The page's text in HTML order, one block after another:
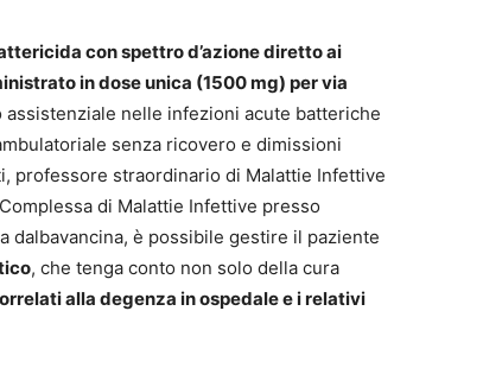
con spettro d’azione diretto ai
in dose unica (1500 mg) per via
nelle infezioni acute batteriche
senza ricovero e dimissioni
professore straordinario di Malattie Infettive
di Malattie Infettive presso
dalbavancina, è possibile gestire il paziente
, che tenga conto non solo della cura
alla degenza in ospedale e i relativi